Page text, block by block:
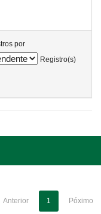
por
Registro(s)
Anterior 1 Póximo